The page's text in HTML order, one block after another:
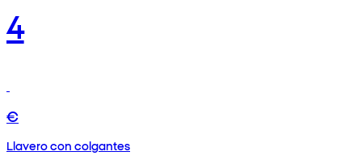
4
€
Llavero con colgantes